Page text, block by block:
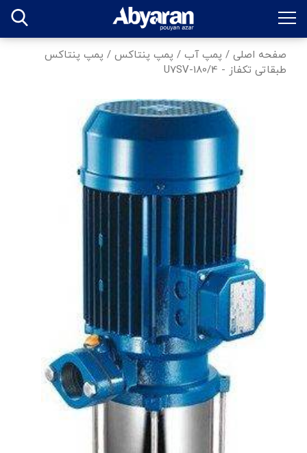
صفحه اصلی / پمپ آب / پمپ پنتاکس / پمپ پنتاکس
طبقاتی تکفاز - U7SV-180/4